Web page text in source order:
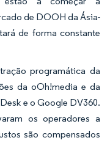
de DOOH da Ásia-
de forma constante
programática da
da oOh!media e da
e o Google DV360.
os operadores a
são compensados